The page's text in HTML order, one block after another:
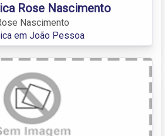
Rose Nascimento
Nascimento
em João Pessoa